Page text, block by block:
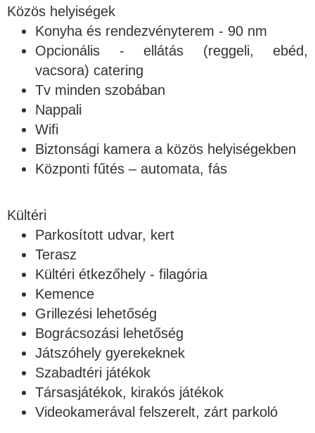
Közös helyiségek
Konyha és rendezvényterem - 90 nm
Opcionális - ellátás (reggeli, ebéd,
vacsora) catering
Tv minden szobában
Nappali
Wifi
Biztonsági kamera a közös helyiségekben
Központi fűtés – automata, fás
Kültéri
Parkosított udvar, kert
Terasz
Kültéri étkezőhely - filagória
Kemence
Grillezési lehetőség
Bográcsozási lehetőség
Játszóhely gyerekeknek
Szabadtéri játékok
Társasjátékok, kirakós játékok
Videokamerával felszerelt, zárt parkoló